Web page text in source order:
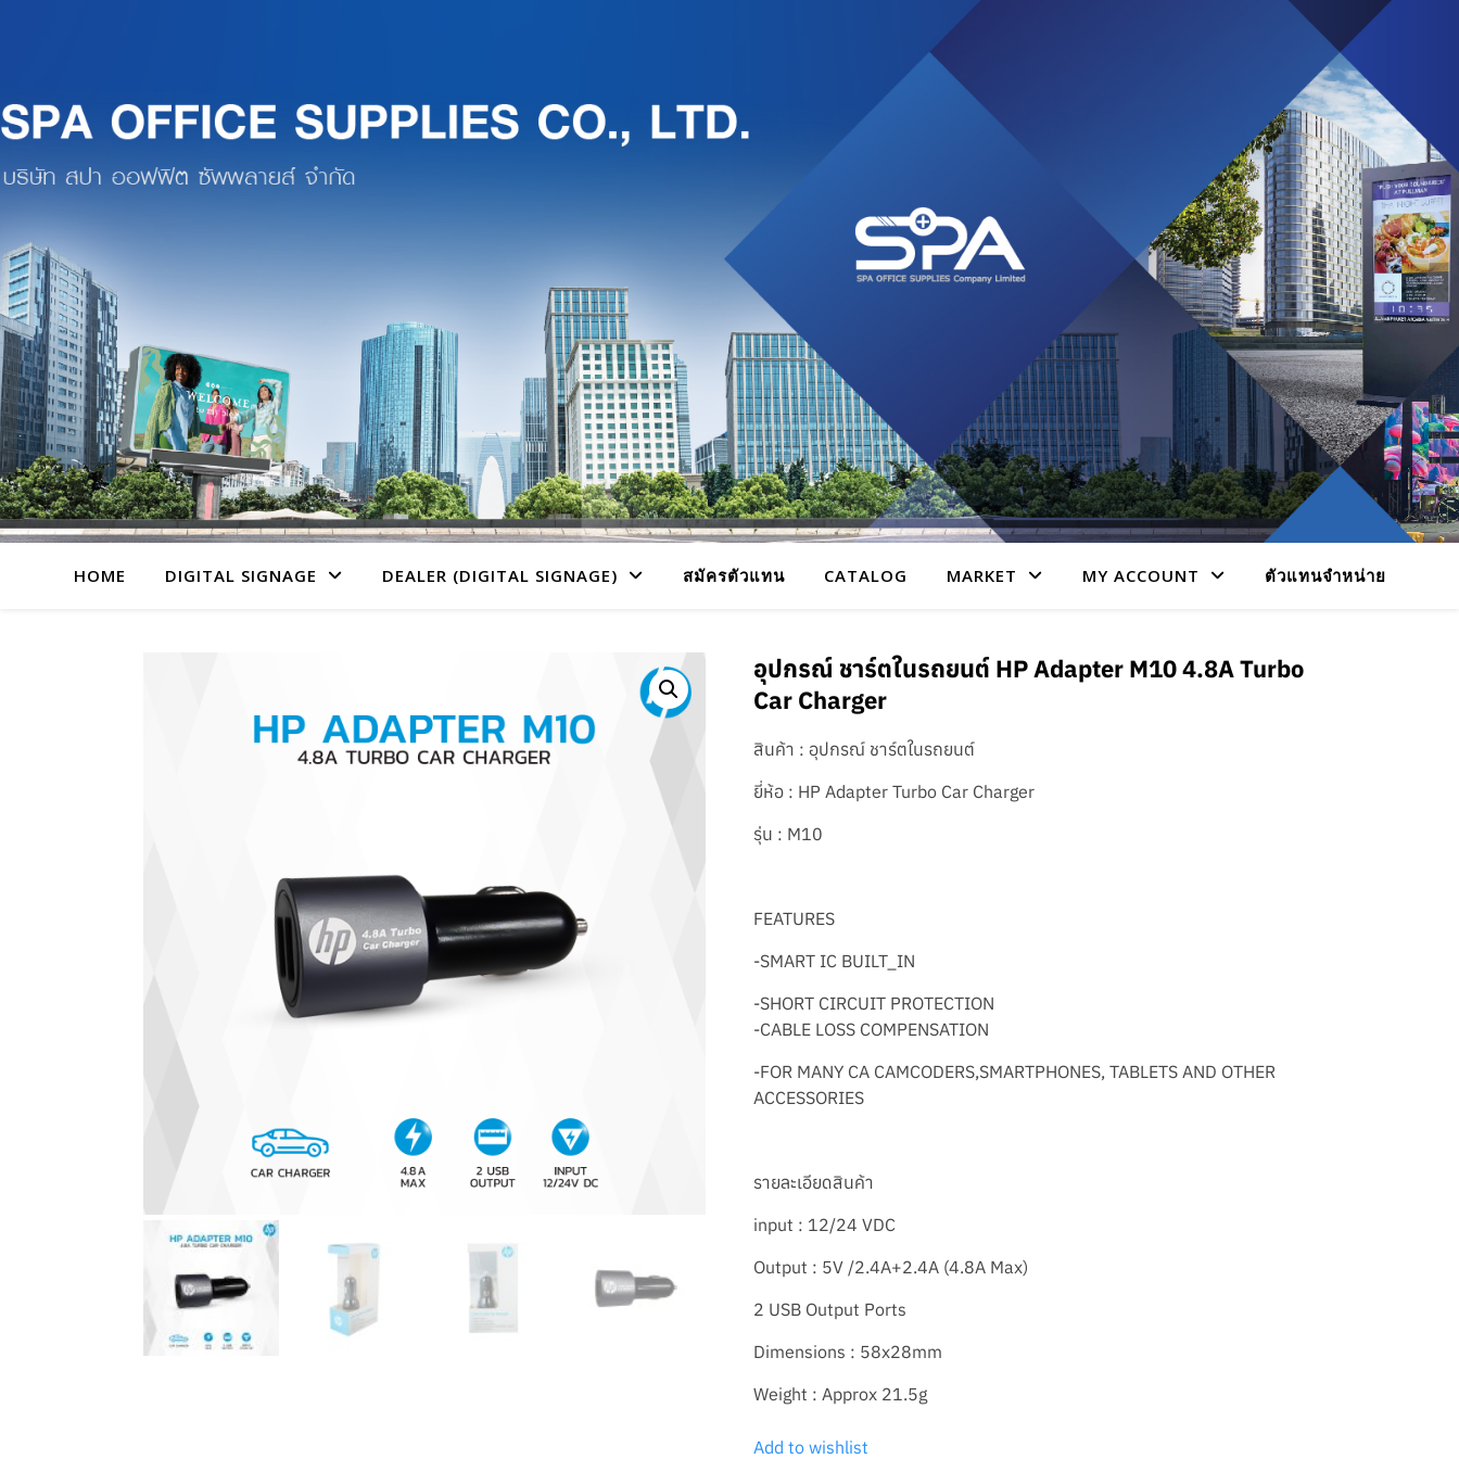
HOME DIGITAL SIGNAGE DEALER (DIGITAL SIGNAGE) สมัครตัวแทน CATALOG MARKET MY ACCOUNT ตัวแทนจำหน่าย
อุปกรณ์ ชาร์ตในรถยนต์ HP Adapter M10 4.8A Turbo
Car Charger
สินค้า : อุปกรณ์ ชาร์ตในรถยนต์
ยี่ห้อ : HP Adapter Turbo Car Charger
รุ่น : M10
FEATURES
-SMART IC BUILT_IN
-SHORT CIRCUIT PROTECTION
-CABLE LOSS COMPENSATION
-FOR MANY CA CAMCODERS,SMARTPHONES, TABLETS AND OTHER
ACCESSORIES
รายละเอียดสินค้า
input : 12/24 VDC
Output : 5V /2.4A+2.4A (4.8A Max)
2 USB Output Ports
Dimensions : 58x28mm
Weight : Approx 21.5g
Add to wishlist